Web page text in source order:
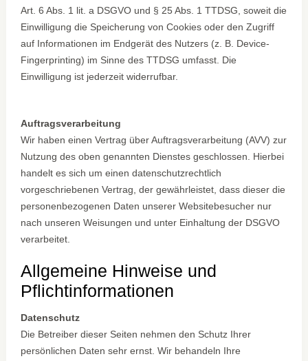
Art. 6 Abs. 1 lit. a DSGVO und § 25 Abs. 1 TTDSG, soweit die
Einwilligung die Speicherung von Cookies oder den Zugriff
auf Informationen im Endgerät des Nutzers (z. B. Device-
Fingerprinting) im Sinne des TTDSG umfasst. Die
Einwilligung ist jederzeit widerrufbar.
Auftragsverarbeitung
Wir haben einen Vertrag über Auftragsverarbeitung (AVV) zur
Nutzung des oben genannten Dienstes geschlossen. Hierbei
handelt es sich um einen datenschutzrechtlich
vorgeschriebenen Vertrag, der gewährleistet, dass dieser die
personenbezogenen Daten unserer Websitebesucher nur
nach unseren Weisungen und unter Einhaltung der DSGVO
verarbeitet.
Allgemeine Hinweise und
Pflichtinformationen
Datenschutz
Die Betreiber dieser Seiten nehmen den Schutz Ihrer
persönlichen Daten sehr ernst. Wir behandeln Ihre